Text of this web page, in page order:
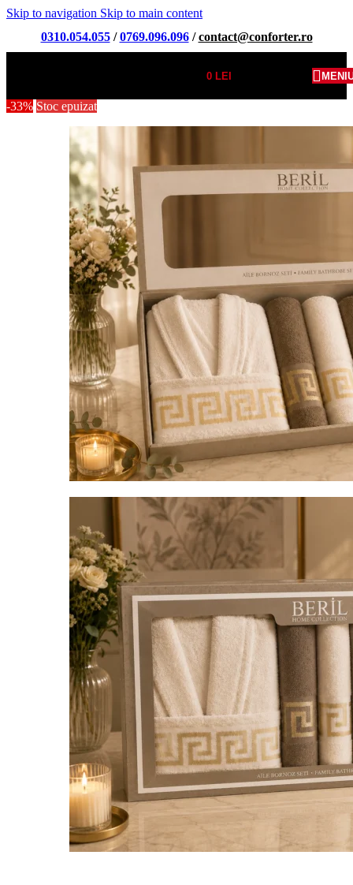
Skip to navigation Skip to main content
0310.054.055/0769.096.096/contact@conforter.ro
0LEI
-33% Stoc epuizat